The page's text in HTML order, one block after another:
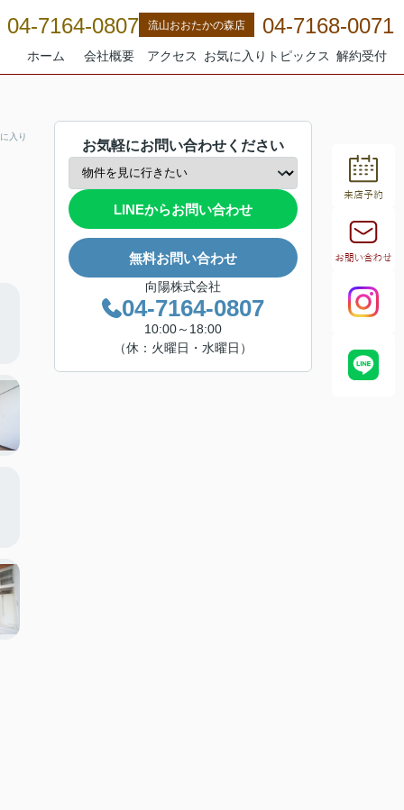
04-7164-0807 流山おおたかの森店 04-7168-0071
ホーム 会社概要 アクセス お気に入り トピックス 解約受付
入り
お気軽にお問い合わせください
LINEからお問い合わせ
無料お問い合わせ
向陽株式会社
04-7164-0807
10:00～18:00
（休：火曜日・水曜日）